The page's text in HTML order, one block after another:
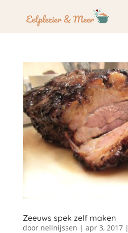
Zeeuws spek zelf maken
door nellnijssen | apr 3, 2017|